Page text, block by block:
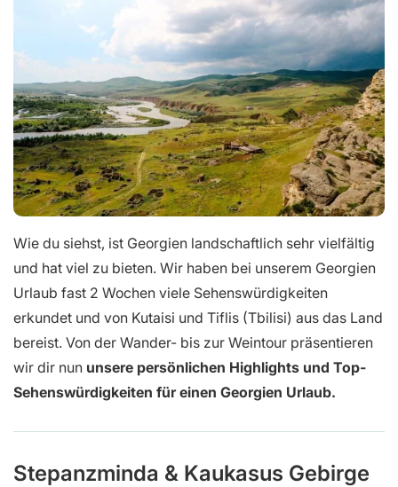
Wie du siehst, ist Georgien landschaftlich sehr vielfältig
und hat viel zu bieten. Wir haben bei unserem Georgien
Urlaub fast 2 Wochen viele Sehenswürdigkeiten
erkundet und von Kutaisi und Tiflis (Tbilisi) aus das Land
bereist. Von der Wander- bis zur Weintour präsentieren
wir dir nun unsere persönlichen Highlights und Top-
Sehenswürdigkeiten für einen Georgien Urlaub.
Stepanzminda & Kaukasus Gebirge